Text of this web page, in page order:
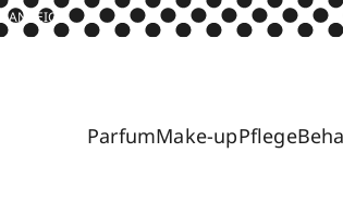
ANZEIGE
ParfumMake-upPflege